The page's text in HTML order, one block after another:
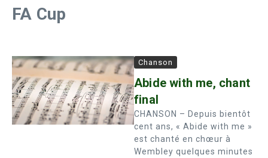
FA Cup
Chanson
Abide with me, chant
final
CHANSON – Depuis bientôt
cent ans, « Abide with me »
est chanté en chœur à
Wembley quelques minutes